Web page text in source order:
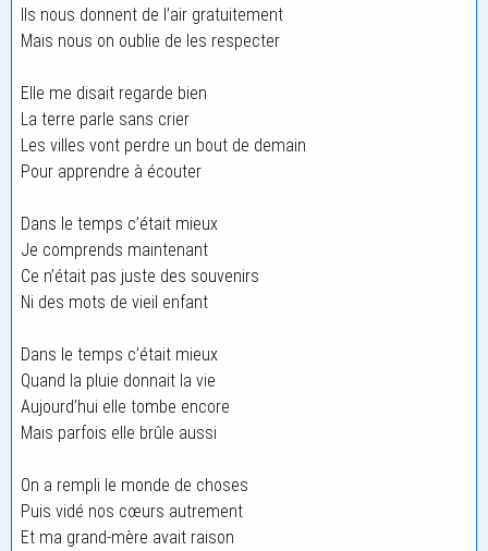
Ils nous donnent de l’air gratuitement
Mais nous on oublie de les respecter
Elle me disait regarde bien
La terre parle sans crier
Les villes vont perdre un bout de demain
Pour apprendre à écouter
Dans le temps c’était mieux
Je comprends maintenant
Ce n’était pas juste des souvenirs
Ni des mots de vieil enfant
Dans le temps c’était mieux
Quand la pluie donnait la vie
Aujourd’hui elle tombe encore
Mais parfois elle brûle aussi
On a rempli le monde de choses
Puis vidé nos cœurs autrement
Et ma grand-mère avait raison